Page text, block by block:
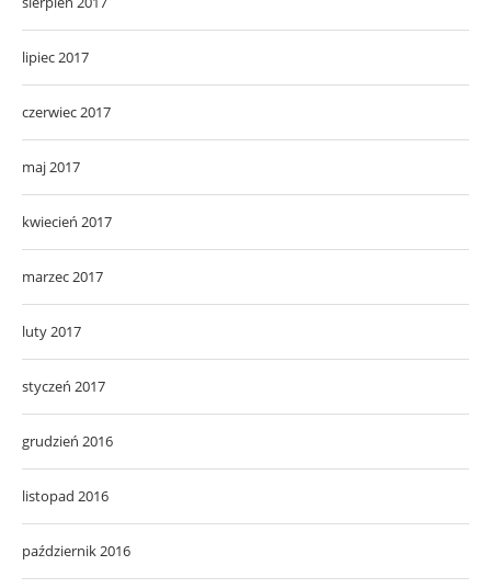
lipiec 2017
czerwiec 2017
maj 2017
kwiecień 2017
marzec 2017
luty 2017
styczeń 2017
grudzień 2016
listopad 2016
październik 2016